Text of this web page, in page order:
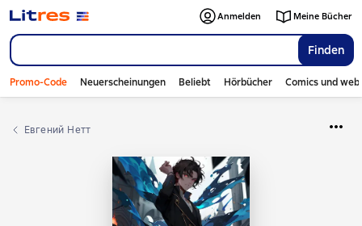
Finden
Anmelden Meine Bücher
Promo-Code Neuerscheinungen Beliebt Hörbücher Comics und
Евгений Нетт